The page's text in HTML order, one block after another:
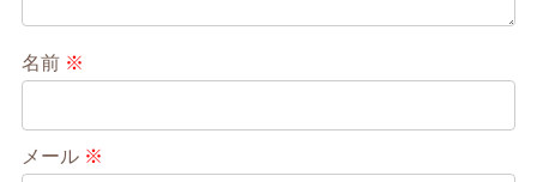
名前 ※
メール ※